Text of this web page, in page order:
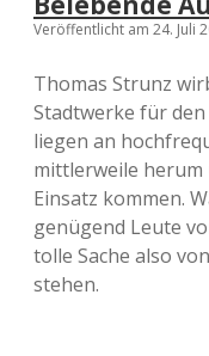
Veröffentlicht am 24. Juli
Thomas Strunz
Stadtwerke für
liegen an
mittlerweile herum
Einsatz kommen.
genügend Leute
tolle Sache also
stehen.